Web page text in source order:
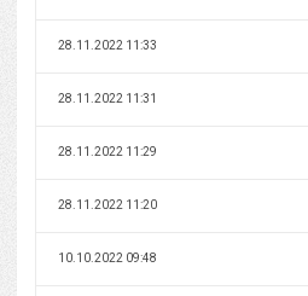
28.11.2022 11:33
28.11.2022 11:31
28.11.2022 11:29
28.11.2022 11:20
10.10.2022 09:48